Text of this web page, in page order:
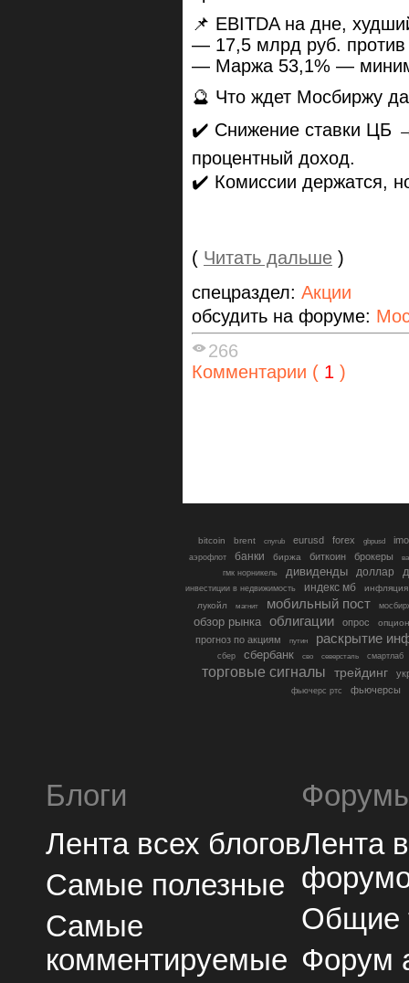
📌 EBITDA на дне,
— 17,5 млрд руб.
— Маржа 53,1% —
🔮 Что ждет Мосбиржу
✔️ Снижение ставки ЦБ
процентный доход.
✔️ Комиссии держатся,
( Читать дальше )
спецраздел: Акции
обсудить на форуме:
266
Комментарии ( 1 )
bitcoin brent cnyrub eurusd forex gbpusd
аэрофлот банки биржа биткоин брокеры
гмк норникель
дивиденды доллар
инвестиции в недвижимость индекс мб
инфляция
лукойл
магнит мобильный пост
обзор рынка облигации опрос
прогноз по акциям путин раскрытие
сбер сбербанк сво северсталь смартлаб
торговые сигналы трейдинг
фьючерс ртс фьючерсы
Блоги
Лента всех блогов
Самые полезные
Самые
комментируемые
Лента
Общие
Форум